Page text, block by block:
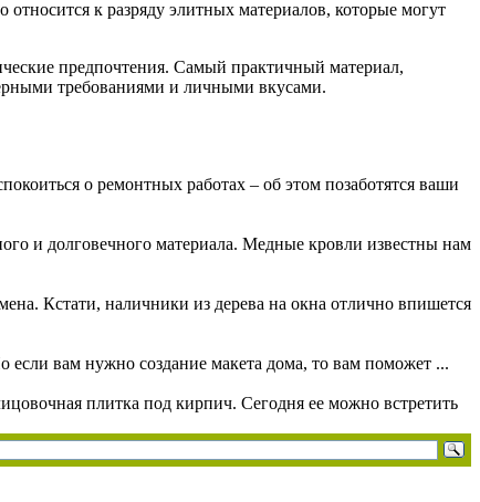
к разряду элитных материалов, которые могут
предпочтения. Самый практичный материал,
требованиями и личными вкусами.
о ремонтных работах – об этом позаботятся ваши
и долговечного материала. Медные кровли известны нам
Кстати, наличники из дерева на окна отлично впишется
вам нужно создание макета дома, то вам поможет ...
плитка под кирпич. Сегодня ее можно встретить